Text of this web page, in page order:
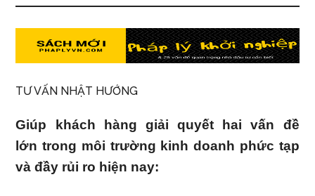
TƯ VẤN NHẬT HƯỚNG
Giúp khách hàng giải quyết hai vấn đề
lớn trong môi trường kinh doanh phức tạp
và đầy rủi ro hiện nay: